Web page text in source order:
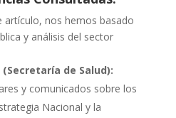
artículo, nos hemos basado
y análisis del sector
de Salud):
y comunicados sobre los
Nacional y la